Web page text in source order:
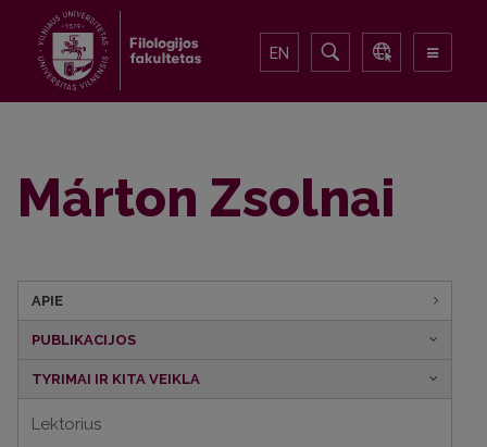
EN
Márton Zsolnai
APIE
PUBLIKACIJOS
TYRIMAI IR KITA VEIKLA
Lektorius